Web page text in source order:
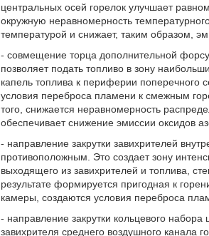
центральных осей горелок улучшает
окружную неравномерность
температурой и снижает, таким образом,
- совмещение торца дополнительной
позволяет подать топливо в зону
капель топлива к периферии поперечного
условия переброса пламени к смежным
того, снижается неравномерность
обеспечивает снижение эмиссии оксидов
- направление закрутки завихрителей
противоположным. Это создает зону
выходящего из завихрителей и топлива,
результате формируется пригодная к
камеры, создаются условия переброса
- направление закрутки кольцевого
завихрителя среднего воздушного канала